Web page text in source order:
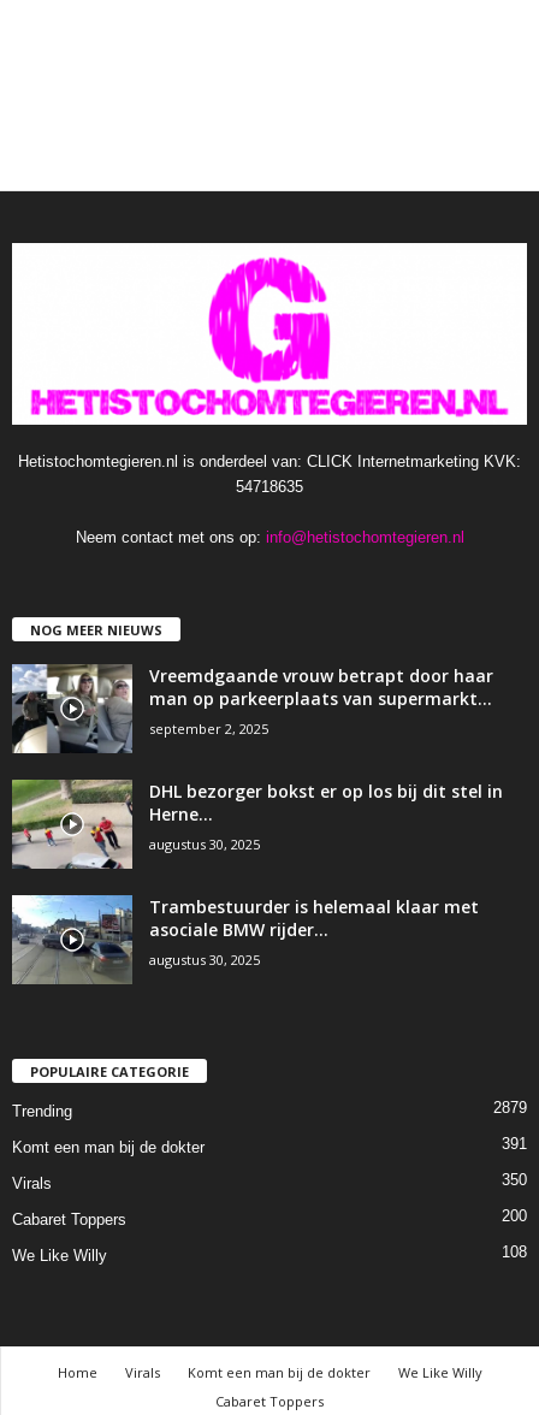
Hetistochomtegieren.nl is onderdeel van: CLICK Internetmarketing KVK:
54718635
Neem contact met ons op: info@hetistochomtegieren.nl
NOG MEER NIEUWS
Vreemdgaande vrouw betrapt door haar
man op parkeerplaats van supermarkt…
september 2, 2025
DHL bezorger bokst er op los bij dit stel in
Herne…
augustus 30, 2025
Trambestuurder is helemaal klaar met
asociale BMW rijder…
augustus 30, 2025
POPULAIRE CATEGORIE
Trending 2879
Komt een man bij de dokter 391
Virals 350
Cabaret Toppers 200
We Like Willy 108
Home Virals Komt een man bij de dokter
We Like Willy
Cabaret Toppers